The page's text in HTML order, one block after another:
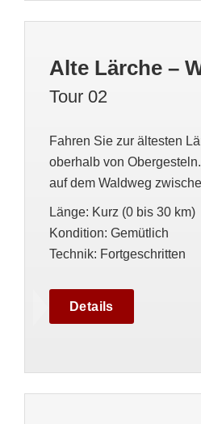
Alte Lärche –
Tour 02
Fahren Sie zur ältesten
oberhalb von
auf dem Waldweg
Länge: Kurz (0 bis 30 km)
Kondition: Gemütlich
Technik: Fortgeschritten
Details